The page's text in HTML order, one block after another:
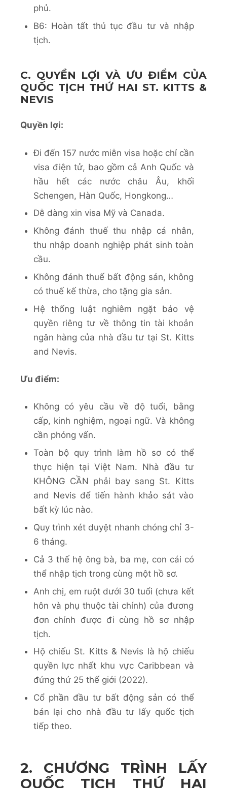
phủ.
B6: Hoàn tất thủ tục đầu tư và nhập
tịch.
C. QUYỀN LỢI VÀ ƯU ĐIỂM CỦA
QUỐC TỊCH THỨ HAI ST. KITTS &
NEVIS
Quyền lợi:
Đi đến 157 nước miễn visa hoặc chỉ cần
visa điện tử, bao gồm cả Anh Quốc và
hầu hết các nước châu Âu, khối
Schengen, Hàn Quốc, Hongkong…
Dễ dàng xin visa Mỹ và Canada.
Không đánh thuế thu nhập cá nhân,
thu nhập doanh nghiệp phát sinh toàn
cầu.
Không đánh thuế bất động sản, không
có thuế kế thừa, cho tặng gia sản.
Hệ thống luật nghiêm ngặt bảo vệ
quyền riêng tư về thông tin tài khoản
ngân hàng của nhà đầu tư tại St. Kitts
and Nevis.
Ưu điểm:
Không có yêu cầu về độ tuổi, bằng
cấp, kinh nghiệm, ngoại ngữ. Và không
cần phỏng vấn.
Toàn bộ quy trình làm hồ sơ có thể
thực hiện tại Việt Nam. Nhà đầu tư
KHÔNG CẦN phải bay sang St. Kitts
and Nevis để tiến hành khảo sát vào
bất kỳ lúc nào.
Quy trình xét duyệt nhanh chóng chỉ 3-
6 tháng.
Cả 3 thế hệ ông bà, ba mẹ, con cái có
thể nhập tịch trong cùng một hồ sơ.
Anh chị, em ruột dưới 30 tuổi (chưa kết
hôn và phụ thuộc tài chính) của đương
đơn chính được đi cùng hồ sơ nhập
tịch.
Hộ chiếu St. Kitts & Nevis là hộ chiếu
quyền lực nhất khu vực Caribbean và
đứng thứ 25 thế giới (2022).
Cổ phần đầu tư bất động sản có thể
bán lại cho nhà đầu tư lấy quốc tịch
tiếp theo.
2. CHƯƠNG TRÌNH LẤY
QUỐC TỊCH THỨ HAI